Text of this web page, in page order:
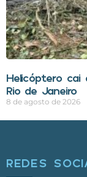
Helicóptero
Rio de Janeiro
8 de agosto de 2026
REDES